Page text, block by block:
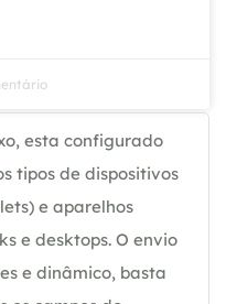
esta configurado
tipos de dispositivos
e aparelhos
e desktops. O envio
e dinâmico, basta